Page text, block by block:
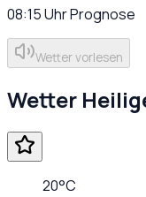
08:15UhrPrognose
Wetter vorlesen
Wetter
20°C